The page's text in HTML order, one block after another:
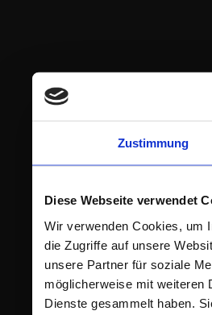
Zustimmung
Diese Webseite verwendet
Wir verwenden Cookies, um
die Zugriffe auf unsere
unsere Partner für soziale
möglicherweise mit weiteren
Dienste gesammelt haben.